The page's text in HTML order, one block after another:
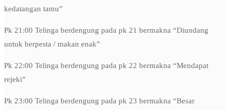
kedatangan tamu”
Pk 21:00 Telinga berdengung pada pk 21 bermakna “Diundang
untuk berpesta / makan enak”
Pk 22:00 Telinga berdengung pada pk 22 bermakna “Mendapat
rejeki”
Pk 23:00 Telinga berdengung pada pk 23 bermakna “Besar